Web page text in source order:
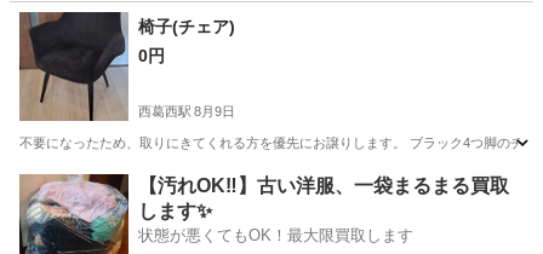
東京 千代田区 竹橋駅
椅子(チェア)
0円
西葛西駅 8月9日
不要になったため、取りにきてくれる方を優先にお譲りします。 ブラック4つ脚のチェ
東京 江戸川区 西葛西駅 椅子
【汚れOK‼️】古い洋服、一袋まるまる買取
します✨
状態が悪くてもOK！最大限買取します